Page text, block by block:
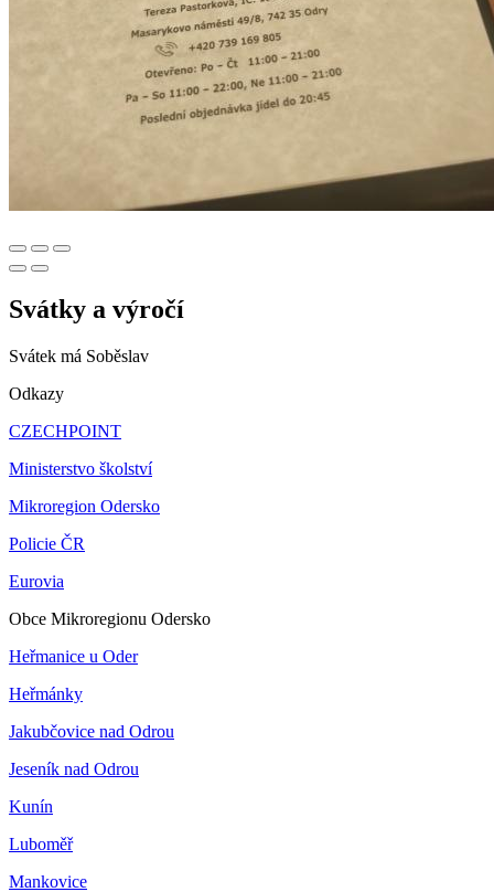
Svátky a výročí
Svátek má Soběslav
Odkazy
CZECHPOINT
Ministerstvo školství
Mikroregion Odersko
Policie ČR
Eurovia
Obce Mikroregionu Odersko
Heřmanice u Oder
Heřmánky
Jakubčovice nad Odrou
Jeseník nad Odrou
Kunín
Luboměř
Mankovice